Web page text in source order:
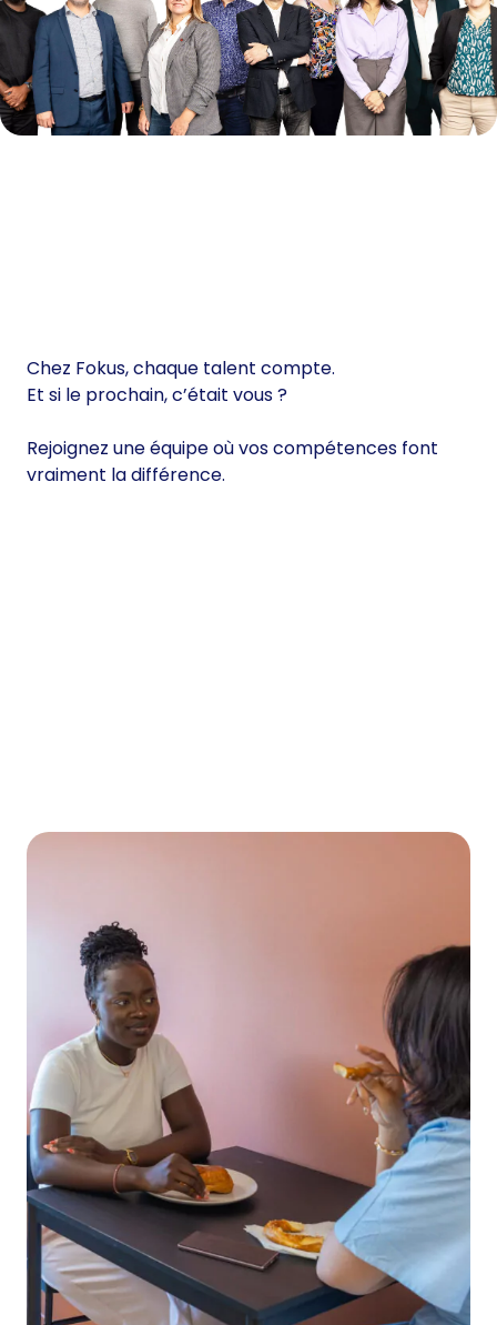
Chez Fokus, chaque talent compte.
Et si le prochain, c’était vous ?
Rejoignez une équipe où vos compétences font
vraiment la différence.